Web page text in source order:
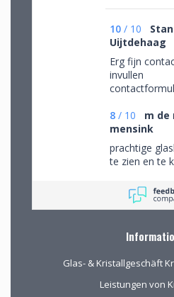
10 / 10
Stan
Uijtdehaag
Erg fijn
invullen
persoonlijke
besproken.
gemaakt om
winkel de
bekijken en
(uitgebreid
vorm te
8 / 10
m de
mensink
prachtige
te zien en te
Glas- & Kristallgeschäft
Leistungen von